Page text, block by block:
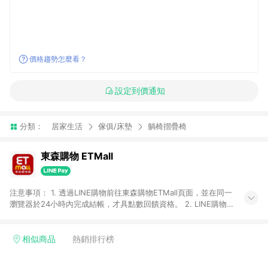
價格趨勢怎麼看？
設定到價通知
分類： 居家生活 傢俱/床墊 躺椅摺疊椅
東森購物 ETMall
注意事項： 1. 透過LINE購物前往東森購物ETMall頁面，並在同一
瀏覽器於24小時內完成結帳，才具點數回饋資格。 2. LINE購物
單，皆不在點數回饋範圍內。 3. 如購買以下類別商品，將無法獲
相似商品 熱銷排行榜